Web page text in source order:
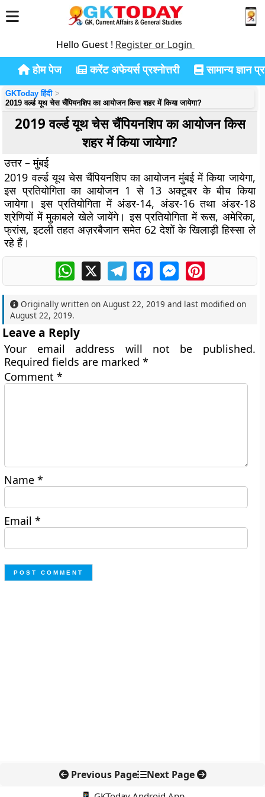
Hello Guest ! Register or Login
होम पेज करेंट अफेयर्स प्रश्नोत्तरी सामान्य ज्ञान
GKToday हिंदी
2019 वर्ल्ड यूथ चेस चैंपियनशिप का आयोजन किस शहर में किया जायेगा?
2019 वर्ल्ड यूथ चेस चैंपियनशिप का आयोजन किस
शहर में किया जायेगा?
उत्तर – मुंबई
2019 वर्ल्ड यूथ चेस चैंपियनशिप का आयोजन मुंबई में किया जायेगा,
इस प्रतियोगिता का आयोजन 1 से 13 अक्टूबर के बीच किया
जायेगा। इस प्रतियोगिता में अंडर-14, अंडर-16 तथा अंडर-18
श्रेणियों में मुकाबले खेले जायेंगे। इस प्रतियोगिता में रूस, अमेरिका,
फ्रांस, इटली तहत अज़रबैजान समेत 62 देशों के खिलाड़ी हिस्सा ले
रहे हैं।
WhatsApp
X TelegramFacebookMessengerPinterest
Originally written onAugust 22, 2019 and last modified on
August 22, 2019.
Leave a Reply
Your email address will not be published.
Required fields are marked*
Comment*
Name*
Email*
Previous Page Next Page